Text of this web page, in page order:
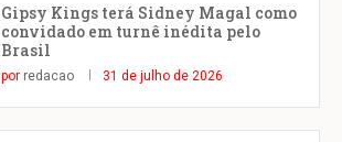
Gipsy Kings terá Sidney Magal como
convidado em turnê inédita pelo
Brasil
por redacao 31 de julho de 2026